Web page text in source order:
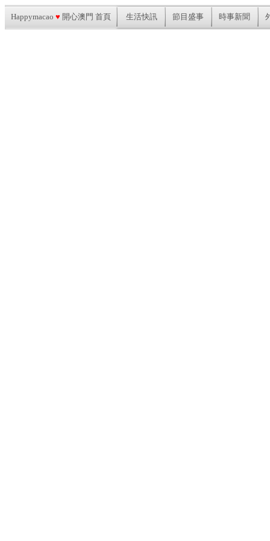
Happymacao ♥ 開心澳門 首頁 生活快訊 節目盛事 時事新聞